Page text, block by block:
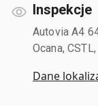
Inspekcje
Autovia A4
Ocana,
Dane